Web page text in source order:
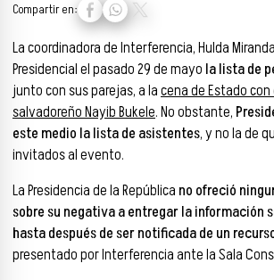
Compartir en:
La coordinadora de Interferencia, Hulda
Presidencial el pasado 29 de mayo la lista de
junto con sus parejas, a lacena de Estado
salvadoreño Nayib Bukele. No obstante,
este medio la lista de asistentes, y no la de
invitados al evento.
La Presidencia de la República no ofreció
sobre su negativa a entregar la información
hasta después de ser notificada de un
presentado por Interferencia ante la Sala